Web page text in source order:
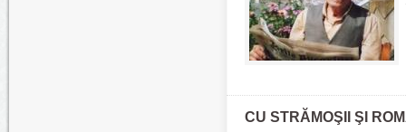
CU STRĂMOŞII ŞI